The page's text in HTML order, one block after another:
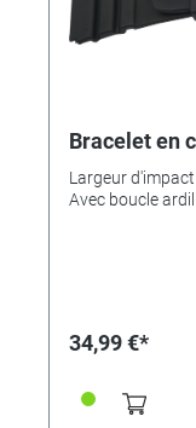
Bracelet en
Largeur
Avec boucle
34,99 €*